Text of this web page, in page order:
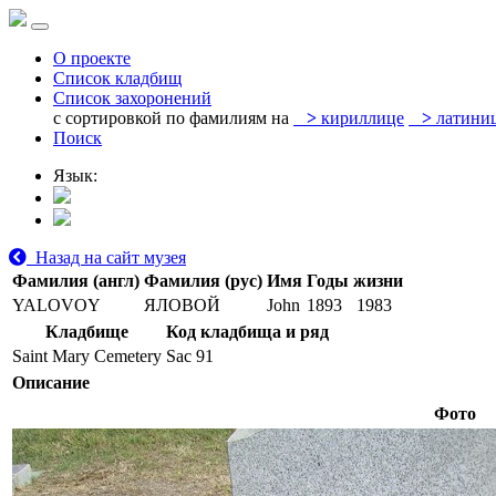
О проекте
Список кладбищ
Список захоронений
с сортировкой по фамилиям на
> кириллице >
Поиск
Язык:
Назад на сайт музея
Фамилия (англ) Фамилия (рус) Имя Годы жизни
YALOVOY
ЯЛОВОЙ John 1893
1983
Кладбище
Код кладбища и ряд
Saint Mary Cemetery Sac 91
Описание
Фото